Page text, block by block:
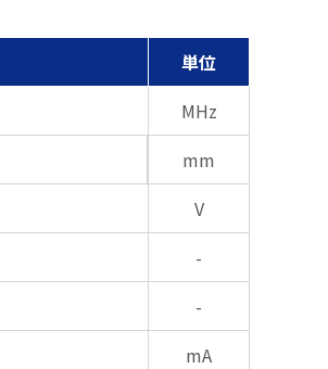
単位
MHz
mm
V
-
-
mA